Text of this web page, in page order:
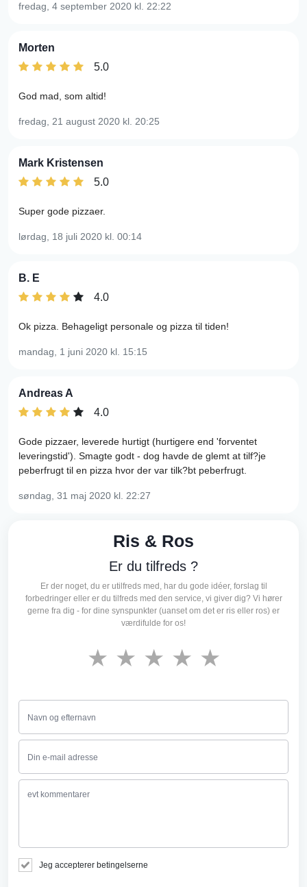
fredag, 4 september 2020 kl. 22:22
Morten
5.0
God mad, som altid!
fredag, 21 august 2020 kl. 20:25
Mark Kristensen
5.0
Super gode pizzaer.
lørdag, 18 juli 2020 kl. 00:14
B. E
4.0
Ok pizza. Behageligt personale og pizza til tiden!
mandag, 1 juni 2020 kl. 15:15
Andreas A
4.0
Gode pizzaer, leverede hurtigt (hurtigere end 'forventet
leveringstid'). Smagte godt - dog havde de glemt at tilf?je
peberfrugt til en pizza hvor der var tilk?bt peberfrugt.
søndag, 31 maj 2020 kl. 22:27
Ris & Ros
Er du tilfreds ?
Er der noget, du er utilfreds med, har du gode idéer, forslag til
forbedringer eller er du tilfreds med den service, vi giver dig? Vi hører
gerne fra dig - for dine synspunkter (uanset om det er ris eller ros) er
værdifulde for os!
★
★
★
★
★
Jeg accepterer betingelserne